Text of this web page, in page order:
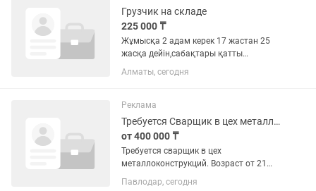
тестирование •...
Грузчик на складе
225 000 ₸
Жұмысқа 2 адам керек 17 жастан 25
жасқа дейін,сабақтары қатты
мазаламаитың , сентябрден киын
дальшее жұмыс іститін балдар , жұмыс
2/2 график , каждый сменге 15...
Алматы, сегодня
Реклама
Требуется Сварщик в цех металлоконструкций
от 400 000 ₸
Требуется сварщик в цех
металлоконструкций. Возраст от 21
года до 35лет. Умение работать на
гильотине, вальцах, гибочном станке,
Павлодар, сегодня